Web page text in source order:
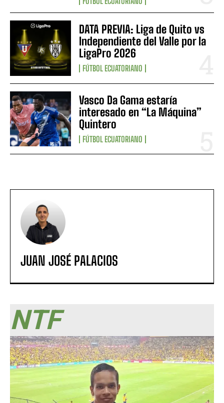
DATA PREVIA: Liga de Quito vs
Independiente del Valle por la
LigaPro 2026
FÚTBOL ECUATORIANO
Vasco Da Gama estaría
interesado en “La Máquina”
Quintero
FÚTBOL ECUATORIANO
JUAN JOSÉ PALACIOS
NTF